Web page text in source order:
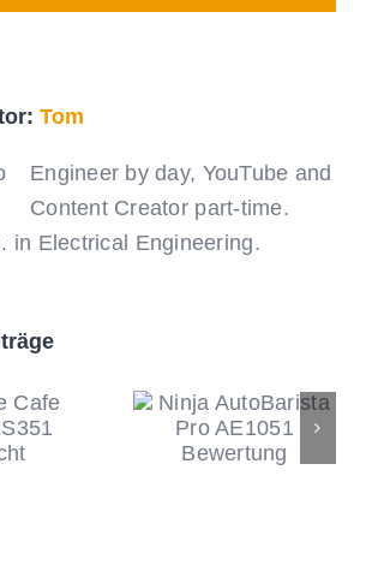
Tom
Engineer by day, YouTube and
Content Creator part-time.
in Electrical Engineering.